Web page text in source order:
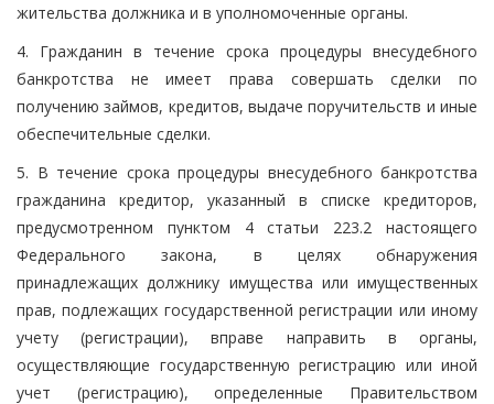
жительства должника и в уполномоченные органы.
4. Гражданин в течение срока процедуры внесудебного
банкротства не имеет права совершать сделки по
получению займов, кредитов, выдаче поручительств и иные
обеспечительные сделки.
5. В течение срока процедуры внесудебного банкротства
гражданина кредитор, указанный в списке кредиторов,
предусмотренном пунктом 4 статьи 223.2 настоящего
Федерального закона, в целях обнаружения
принадлежащих должнику имущества или имущественных
прав, подлежащих государственной регистрации или иному
учету (регистрации), вправе направить в органы,
осуществляющие государственную регистрацию или иной
учет (регистрацию), определенные Правительством